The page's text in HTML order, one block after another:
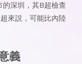
深圳，其B超檢查
來説，可能比內陸
義